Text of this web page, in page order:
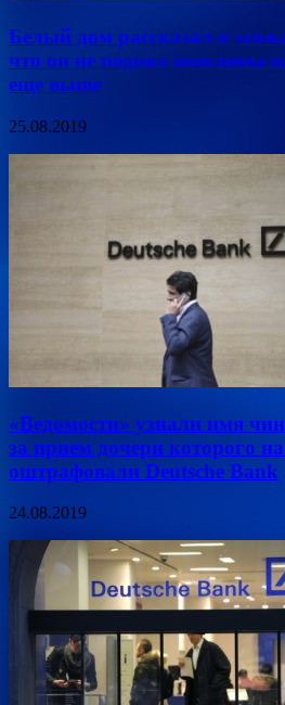
Белый дом рассказал о
что он не поднял пошлины
еще выше
25.08.2019
«Ведомости» узнали имя
за прием дочери которого
оштрафовали Deutsche Bank
24.08.2019